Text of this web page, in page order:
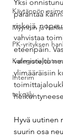
Käytännön
Myynnin ja
PK-yrityksen
Interim
tekoäly
Yksi
parantaa
riskejä,
vahvistaa
eteenpäin.
valmisteltu
ylimääräisiin
Hyvä uutinen
suurin osa